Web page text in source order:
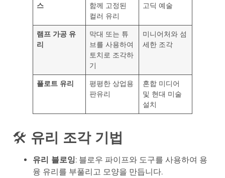
스
함께 고정된
컬러 유리
고딕 예술
램프 가공 유
리
막대 또는 튜
브를 사용하여
토치로 조각하
기
미니어처와 섬
세한 조각
플로트 유리
평평한 상업용
판유리
혼합 미디어
및 현대 미술
설치
🛠️ 유리 조각 기법
유리 블로잉: 블로우 파이프와 도구를 사용하여 용
융 유리를 부풀리고 모양을 만듭니다.